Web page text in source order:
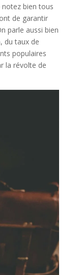
bien tous
de garantir
parle aussi bien
du taux de
populaires
la révolte de